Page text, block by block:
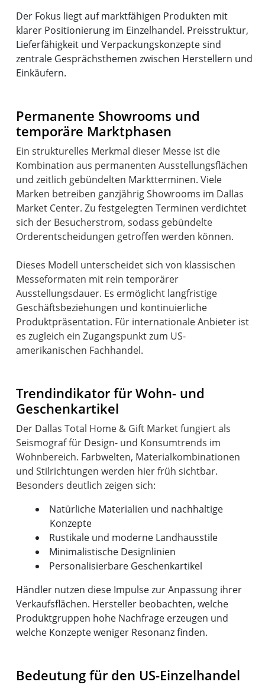
Der Fokus liegt auf marktfähigen Produkten mit
klarer Positionierung im Einzelhandel. Preisstruktur,
Lieferfähigkeit und Verpackungskonzepte sind
zentrale Gesprächsthemen zwischen Herstellern und
Einkäufern.
Permanente Showrooms und
temporäre Marktphasen
Ein strukturelles Merkmal dieser Messe ist die
Kombination aus permanenten Ausstellungsflächen
und zeitlich gebündelten Marktterminen. Viele
Marken betreiben ganzjährig Showrooms im Dallas
Market Center. Zu festgelegten Terminen verdichtet
sich der Besucherstrom, sodass gebündelte
Orderentscheidungen getroffen werden können.
Dieses Modell unterscheidet sich von klassischen
Messeformaten mit rein temporärer
Ausstellungsdauer. Es ermöglicht langfristige
Geschäftsbeziehungen und kontinuierliche
Produktpräsentation. Für internationale Anbieter ist
es zugleich ein Zugangspunkt zum US-
amerikanischen Fachhandel.
Trendindikator für Wohn- und
Geschenkartikel
Der Dallas Total Home & Gift Market fungiert als
Seismograf für Design- und Konsumtrends im
Wohnbereich. Farbwelten, Materialkombinationen
und Stilrichtungen werden hier früh sichtbar.
Natürliche Materialien und nachhaltige
Konzepte
Rustikale und moderne Landhausstile
Minimalistische Designlinien
Personalisierbare Geschenkartikel
Händler nutzen diese Impulse zur Anpassung ihrer
Verkaufsflächen. Hersteller beobachten, welche
Produktgruppen hohe Nachfrage erzeugen und
welche Konzepte weniger Resonanz finden.
Bedeutung für den US-Einzelhandel